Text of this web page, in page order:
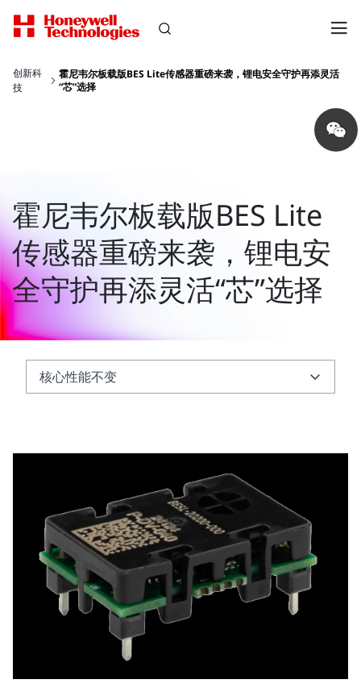
创新科
技
霍尼韦尔板载版BES Lite传感器重磅来袭，锂电安全守护再添灵活
“芯”选择
Share
on
wechat
霍尼韦尔板载版BES Lite
传感器重磅来袭，锂电安
全守护再添灵活“芯”选择
核心性能不变
为什么选择 BES LITE？